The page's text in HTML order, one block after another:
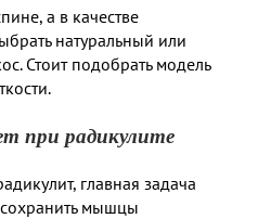
а в качестве
натуральный или
Стоит подобрать модель
при радикулите
главная задача
мышцы